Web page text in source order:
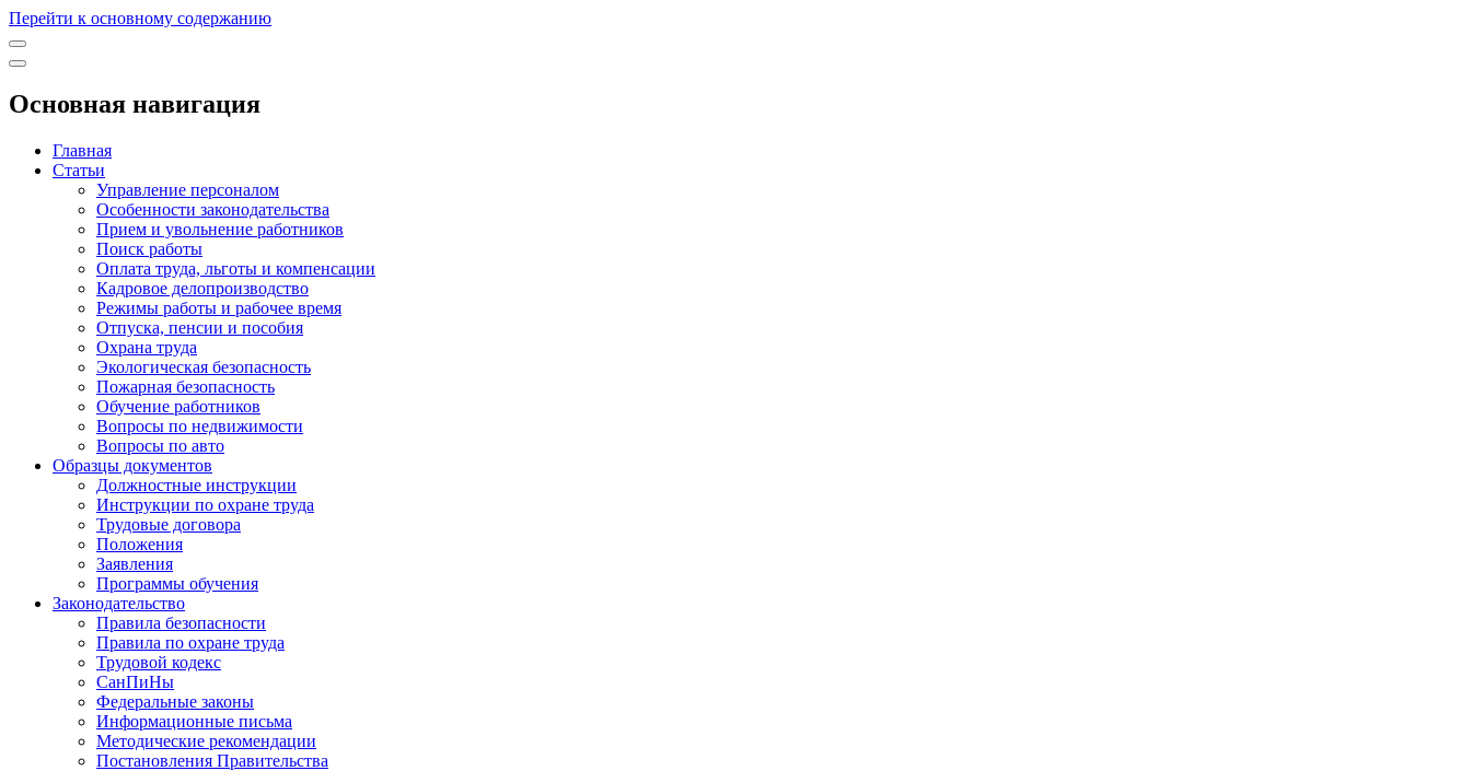
Перейти к основному содержанию
Основная навигация
Главная
Статьи
Управление персоналом
Особенности законодательства
Прием и увольнение работников
Поиск работы
Оплата труда, льготы и компенсации
Кадровое делопроизводство
Режимы работы и рабочее время
Отпуска, пенсии и пособия
Охрана труда
Экологическая безопасность
Пожарная безопасность
Обучение работников
Вопросы по недвижимости
Вопросы по авто
Образцы документов
Должностные инструкции
Инструкции по охране труда
Трудовые договора
Положения
Заявления
Программы обучения
Законодательство
Правила безопасности
Правила по охране труда
Трудовой кодекс
СанПиНы
Федеральные законы
Информационные письма
Методические рекомендации
Постановления Правительства